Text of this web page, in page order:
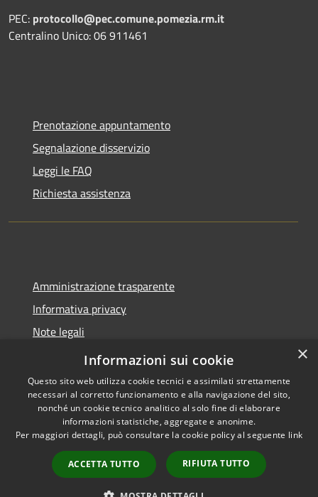
PEC: protocollo@pec.comune.pomezia.rm.it
Centralino Unico: 06 911461
Prenotazione appuntamento
Segnalazione disservizio
Leggi le FAQ
Richiesta assistenza
Amministrazione trasparente
Informativa privacy
Note legali
Dichiarazione di accessibilità
Accessibilità
Copyright © 2026 • Città di
Pomezia • Powered by
Municipium•
Accesso
redazione
×
Informazioni sui cookie
Questo sito web utilizza cookie tecnici e assimilati strettamente
necessari al corretto funzionamento e alla navigazione del sito,
nonché un cookie tecnico analitico al solo fine di elaborare
informazioni statistiche, aggregate e anonime.
Per maggiori dettagli, può consultare la cookie policy al seguente link
ACCETTA TUTTO RIFIUTA TUTTO